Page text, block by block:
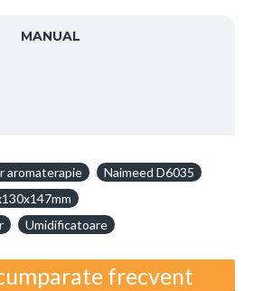
MANUAL
aromaterapie
Naimeed D6035
Umidificatoare
frecvent